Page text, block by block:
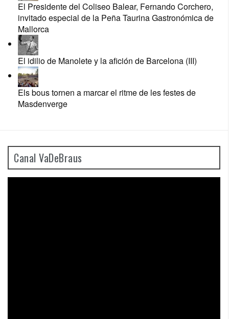
El Presidente del Coliseo Balear, Fernando Corchero,
invitado especial de la Peña Taurina Gastronómica de
Mallorca
El idilio de Manolete y la afición de Barcelona (III)
Els bous tornen a marcar el ritme de les festes de
Masdenverge
Canal VaDeBraus